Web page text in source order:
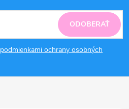
podmienkami ochrany osobných
ODOBERAŤ